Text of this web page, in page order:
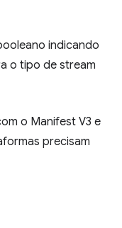
indicando
o tipo de stream
o Manifest V3 e
precisam